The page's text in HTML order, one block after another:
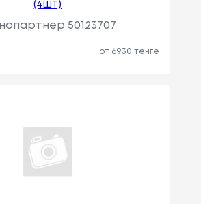
(4ШТ)
50123707
от 6930 тенге